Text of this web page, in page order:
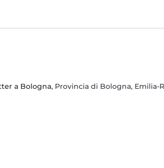
a Bologna, Provincia di Bologna, Emilia-